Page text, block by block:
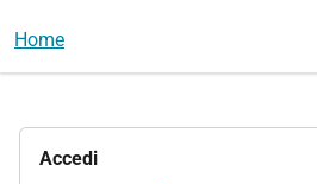
Home
Accedi